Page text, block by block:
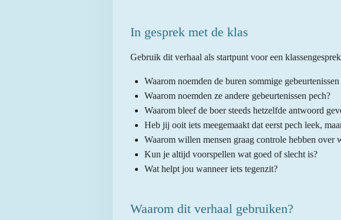
In gesprek met de klas
Gebruik dit verhaal als startpunt voor een
Waarom noemden de buren sommige
Waarom noemden ze andere gebeurtenissen pech?
Waarom bleef de boer steeds hetzelfde antwoord
Heb jij ooit iets meegemaakt dat eerst pech leek,
Waarom willen mensen graag controle hebben over
Kun je altijd voorspellen wat goed of slecht is?
Wat helpt jou wanneer iets tegenzit?
Waarom dit verhaal gebruiken?